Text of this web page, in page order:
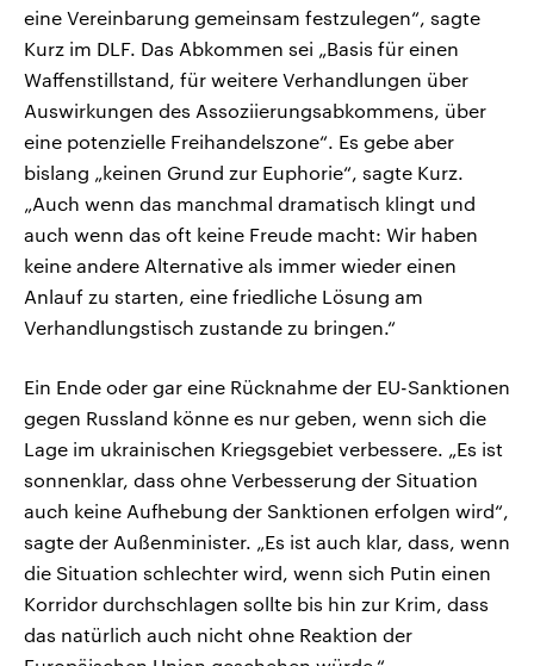
eine Vereinbarung gemeinsam festzulegen“, sagte
Kurz im DLF. Das Abkommen sei „Basis für einen
Waffenstillstand, für weitere Verhandlungen über
Auswirkungen des Assoziierungsabkommens, über
eine potenzielle Freihandelszone“. Es gebe aber
bislang „keinen Grund zur Euphorie“, sagte Kurz.
„Auch wenn das manchmal dramatisch klingt und
auch wenn das oft keine Freude macht: Wir haben
keine andere Alternative als immer wieder einen
Anlauf zu starten, eine friedliche Lösung am
Verhandlungstisch zustande zu bringen.“
Ein Ende oder gar eine Rücknahme der EU-Sanktionen
gegen Russland könne es nur geben, wenn sich die
Lage im ukrainischen Kriegsgebiet verbessere. „Es ist
sonnenklar, dass ohne Verbesserung der Situation
auch keine Aufhebung der Sanktionen erfolgen wird“,
sagte der Außenminister. „Es ist auch klar, dass, wenn
die Situation schlechter wird, wenn sich Putin einen
Korridor durchschlagen sollte bis hin zur Krim, dass
das natürlich auch nicht ohne Reaktion der